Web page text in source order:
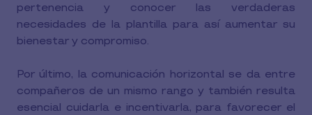
pertenencia y conocer las verdaderas
necesidades de la plantilla para así aumentar su
bienestar y compromiso.
Por último, la comunicación horizontal se da entre
compañeros de un mismo rango y también resulta
esencial cuidarla e incentivarla, para favorecer el